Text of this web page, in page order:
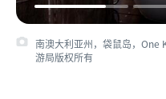
南澳大利亚州，袋鼠岛，
游局版权所有